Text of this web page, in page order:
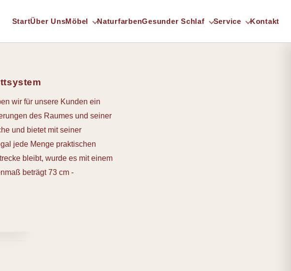
StartÜber UnsMöbel NaturfarbenGesunder Schlaf Service Kontakt
wir für unsere Kunden ein
des Raumes und seiner
und bietet mit seiner
jede Menge praktischen
bleibt, wurde es mit einem
beträgt 73 cm -